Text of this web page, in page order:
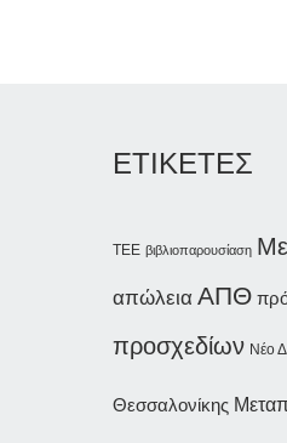
ΕΤΙΚΕΤΕΣ
ΤΕΕ βιβλιοπαρουσίαση
απώλεια ΑΠΘ
προσχεδίων Νέο
Θεσσαλονίκης